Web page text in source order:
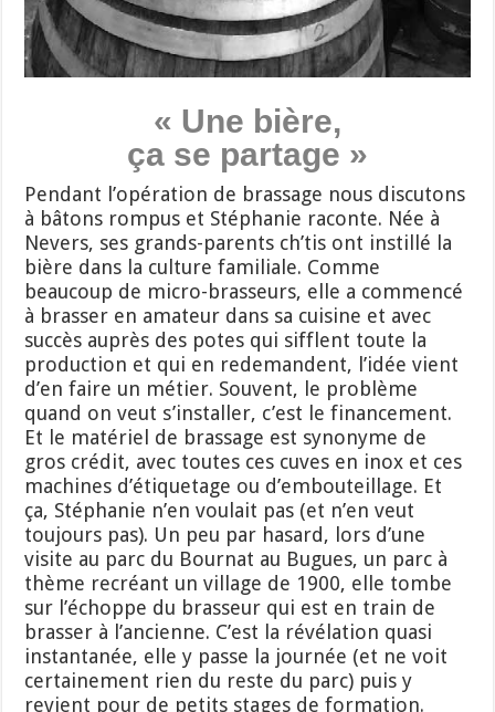
« Une bière,
ça se partage »
Pendant l’opération de brassage nous discutons
à bâtons rompus et Stéphanie raconte. Née à
Nevers, ses grands-parents ch’tis ont instillé la
bière dans la culture familiale. Comme
beaucoup de micro-brasseurs, elle a commencé
à brasser en amateur dans sa cuisine et avec
succès auprès des potes qui sifflent toute la
production et qui en redemandent, l’idée vient
d’en faire un métier. Souvent, le problème
quand on veut s’installer, c’est le financement.
Et le matériel de brassage est synonyme de
gros crédit, avec toutes ces cuves en inox et ces
machines d’étiquetage ou d’embouteillage. Et
ça, Stéphanie n’en voulait pas (et n’en veut
toujours pas). Un peu par hasard, lors d’une
visite au parc du Bournat au Bugues, un parc à
thème recréant un village de 1900, elle tombe
sur l’échoppe du brasseur qui est en train de
brasser à l’ancienne. C’est la révélation quasi
instantanée, elle y passe la journée (et ne voit
certainement rien du reste du parc) puis y
revient pour de petits stages de formation.